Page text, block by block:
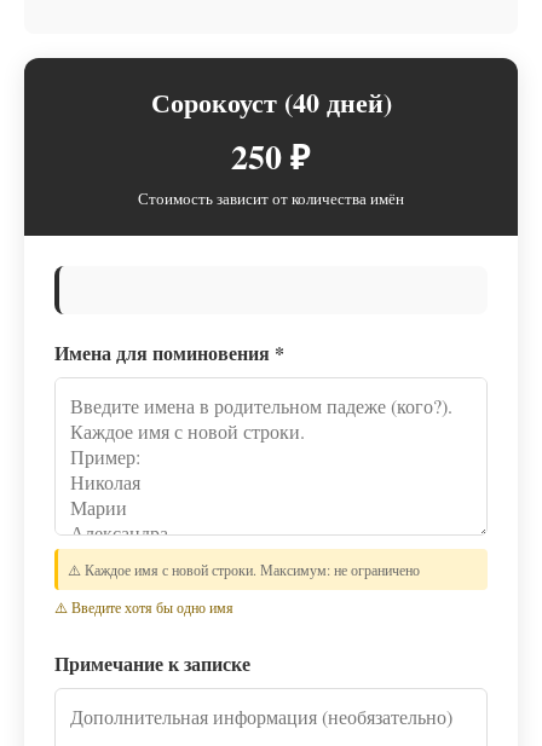
Сорокоуст (40 дней)
250 ₽
Стоимость зависит от количества имён
Имена для поминовения *
⚠️ Каждое имя с новой строки. Максимум: не ограничено
⚠️ Введите хотя бы одно имя
Примечание к записке